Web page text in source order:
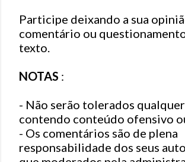
s
t
a
u
c
o
m
e
Participe deixando a sua
comentário ou
texto.
NOTAS :
- Não serão tolerados
contendo conteúdo ofensivo
- Os comentários são de plena
responsabilidade dos seus